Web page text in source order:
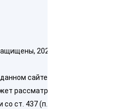
2026
сайте предназначена
рассматриваться как
ст. 437 (п. 2) ГК РФ. Для